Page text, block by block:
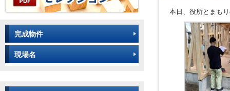
本日、役所とまも
完成物件
現場名